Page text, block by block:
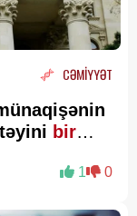
CƏMİYYƏT
bir
1 0